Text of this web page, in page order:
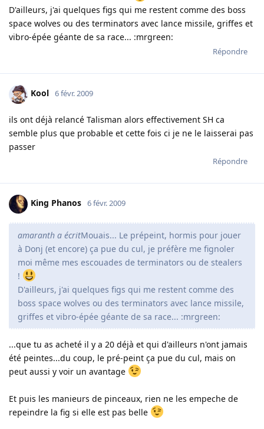
D'ailleurs, j'ai quelques figs qui me restent comme des boss
space wolves ou des terminators avec lance missile, griffes et
vibro-épée géante de sa race... :mrgreen:
Répondre
Kool 6 févr. 2009
ils ont déjà relancé Talisman alors effectivement SH ca
semble plus que probable et cette fois ci je ne le laisserai pas
passer
Répondre
King Phanos 6 févr. 2009
amaranth a écritMouais... Le prépeint, hormis pour jouer
à Donj (et encore) ça pue du cul, je préfère me fignoler
moi même mes escouades de terminators ou de stealers
!
D'ailleurs, j'ai quelques figs qui me restent comme des
boss space wolves ou des terminators avec lance missile,
griffes et vibro-épée géante de sa race... :mrgreen:
...que tu as acheté il y a 20 déjà et qui d'ailleurs n'ont jamais
été peintes...du coup, le pré-peint ça pue du cul, mais on
peut aussi y voir un avantage
Et puis les manieurs de pinceaux, rien ne les empeche de
repeindre la fig si elle est pas belle